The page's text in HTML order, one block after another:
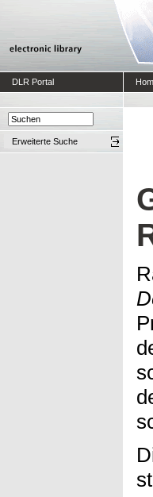
DLR Portal
Erweiterte Suche